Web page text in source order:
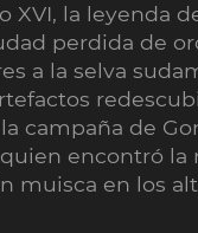
XVI, la leyenda
perdida de
a la selva
campaña de
encontró la
muisca en los